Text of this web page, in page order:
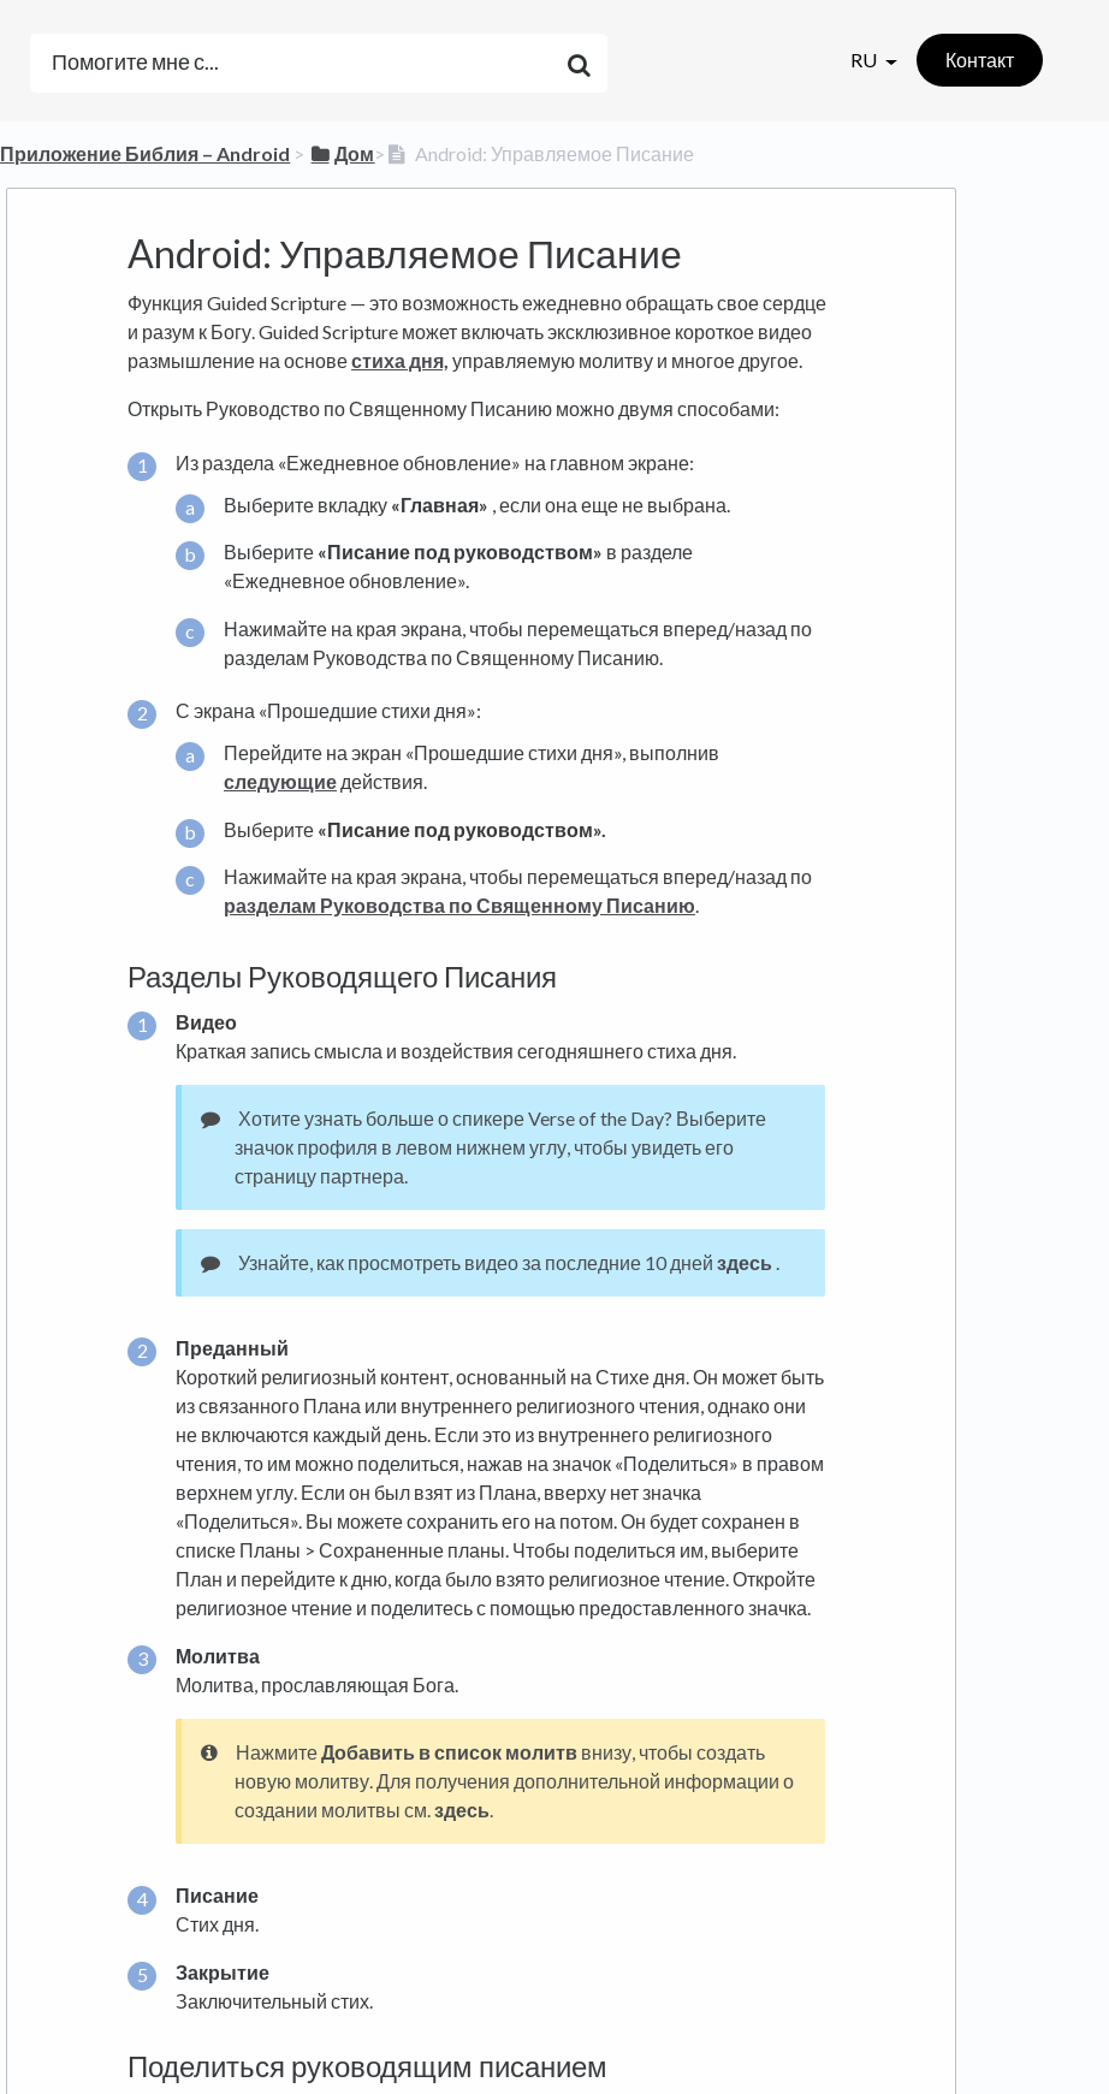
RU Контакт
​Приложение Библия – Android ​ > ​ ​Дом​>​ Android: Управляемое Писание
Android: Управляемое Писание
Функция Guided Scripture — это возможность ежедневно обращать свое сердце
и разум к Богу. Guided Scripture может включать эксклюзивное короткое видео
размышление на основестиха дня, управляемую молитву и многое другое.
Открыть Руководство по Священному Писанию можно двумя способами:
Из раздела «Ежедневное обновление» на главном экране:
Выберите вкладку «Главная» , если она еще не выбрана.
Выберите «Писание под руководством» в разделе
«Ежедневное обновление».
Нажимайте на края экрана, чтобы перемещаться вперед/назад по
разделам Руководства по Священному Писанию.
С экрана «Прошедшие стихи дня»:
Перейдите на экран «Прошедшие стихи дня», выполнив
следующие действия.
Выберите «Писание под руководством».
Нажимайте на края экрана, чтобы перемещаться вперед/назад по
разделам Руководства по Священному Писанию.
Разделы Руководящего Писания
Видео
Краткая запись смысла и воздействия сегодняшнего стиха дня.
Хотите узнать больше о спикере Verse of the Day? Выберите
значок профиля в левом нижнем углу, чтобы увидеть его
страницу партнера.
Узнайте, как просмотреть видео за последние 10 дней здесь
Преданный
Короткий религиозный контент, основанный на Стихе дня. Он может быть
из связанного Плана или внутреннего религиозного чтения, однако они
не включаются каждый день. Если это из внутреннего религиозного
чтения, то им можно поделиться, нажав на значок «Поделиться» в правом
верхнем углу. Если он был взят из Плана, вверху нет значка
«Поделиться». Вы можете сохранить его на потом. Он будет сохранен в
списке Планы > Сохраненные планы. Чтобы поделиться им, выберите
План и перейдите к дню, когда было взято религиозное чтение. Откройте
религиозное чтение и поделитесь с помощью предоставленного значка.
Молитва
Молитва, прославляющая Бога.
Нажмите Добавить в список молитв внизу, чтобы создать
новую молитву. Для получения дополнительной информации о
создании молитвы см. здесь
Писание
Стих дня.
Закрытие
Заключительный стих.
Поделиться руководящим писанием